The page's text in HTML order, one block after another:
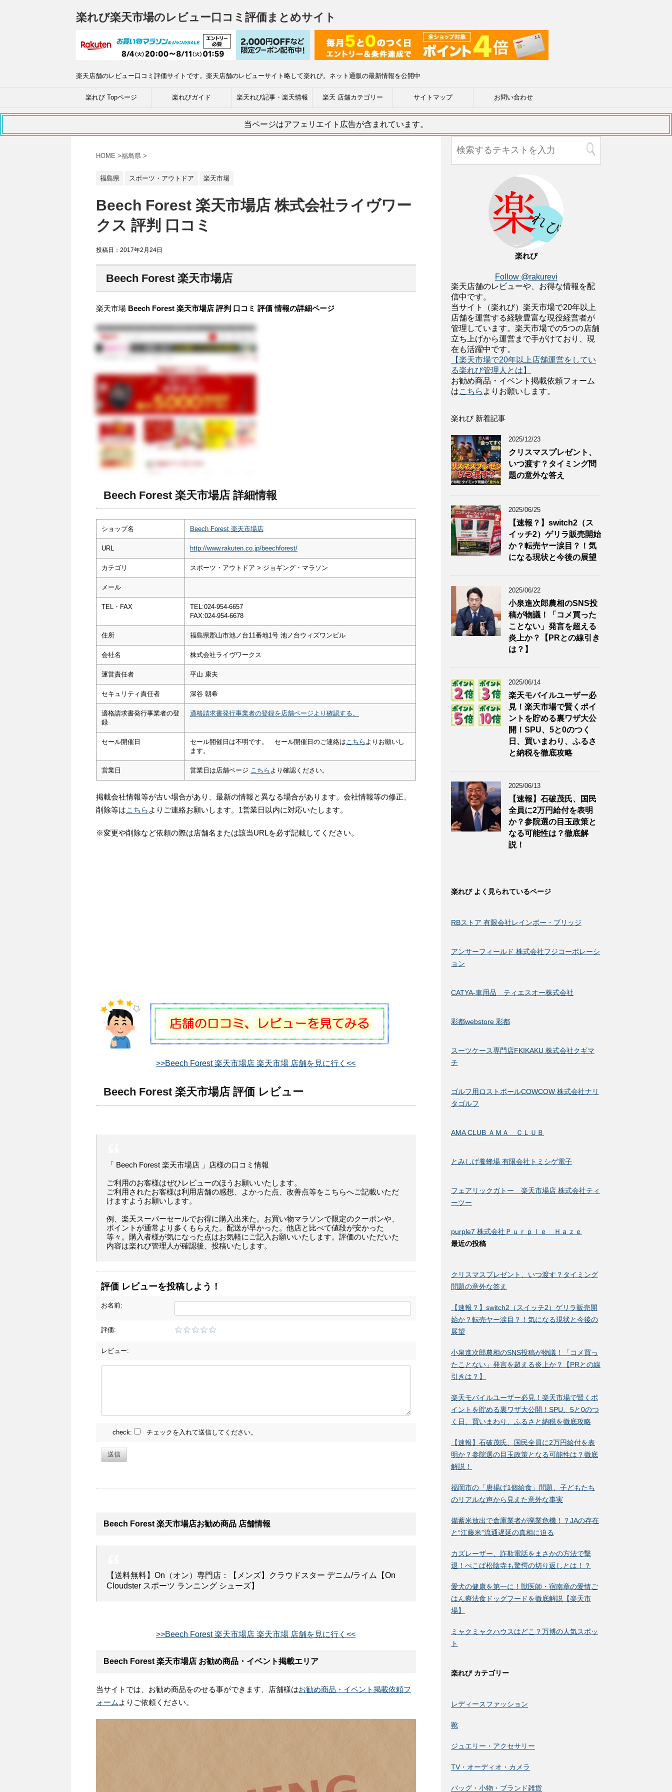
楽れび楽天市場のレビュー口コミ評価まとめサイト
楽天店舗のレビュー口コミ評価サイトです。楽天店舗のレビューサイト略して楽れび。ネット通販の最新情報を公開中
楽れび Topページ 楽れびガイド 楽天れび記事・楽天情報 楽天 店舗カテゴリー サイトマップ お問い合わせ
当ページはアフェリエイト広告が含まれています。
HOME >福島県 >
福島県 スポーツ・アウトドア 楽天市場
Beech Forest 楽天市場店 株式会社ライヴワー
クス 評判 口コミ
投稿日： 2017年2月24日
Beech Forest 楽天市場店
楽天市場 Beech Forest 楽天市場店 評判 口コミ 評価 情報の詳細ページ
Beech Forest 楽天市場店 詳細情報
ショップ名 Beech Forest 楽天市場店
URL http://www.rakuten.co.jp/beechforest/
カテゴリ スポーツ・アウトドア > ジョギング・マラソン
メール
TEL・FAX
TEL:024-954-6657
FAX:024-954-6678
住所 福島県郡山市池ノ台11番地1号 池ノ台ウィズワンビル
会社名 株式会社ライヴワークス
運営責任者 平山 康夫
セキュリティ責任者 深谷 朝希
適格請求書発行事業者の登
録
適格請求書発行事業者の登録を店舗ページより確認する。
セール開催日 セール開催日は不明です。 セール開催日のご連絡は こちら よりお願いし
ます。
営業日 営業日は店舗ページ こちら より確認ください。
掲載会社情報等が古い場合があり、最新の情報と異なる場合があります。会社情報等の修正、
削除等はこちら よりご連絡お願いします。1営業日以内に対応いたします。
※変更や削除など依頼の際は店舗名または該当URLを必ず記載してください。
>>Beech Forest 楽天市場店 楽天市場 店舗を見に行く<<
Beech Forest 楽天市場店 評価 レビュー
「 Beech Forest 楽天市場店 」店様の口コミ情報
ご利用のお客様はぜひレビューのほうお願いいたします。
ご利用されたお客様は利用店舗の感想、よかった点、改善点等をこちらへご記載いただ
けますようお願いします。
例、楽天スーパーセールでお得に購入出来た。お買い物マラソンで限定のクーポンや、
ポイントが通常より多くもらえた。配送が早かった。他店と比べて値段が安かった
等々。購入者様が気になった点はお気軽にご記入お願いいたします。評価のいただいた
内容は楽れび管理人が確認後、投稿いたします。
評価 レビューを投稿しよう！
お名前:
評価:
レビュー:
check: チェックを入れて送信してください。
送信
Beech Forest 楽天市場店お勧め商品 店舗情報
【送料無料】On（オン）専門店：【メンズ】クラウドスター デニム/ライム【On
Cloudster スポーツ ランニング シューズ】
>>Beech Forest 楽天市場店 楽天市場 店舗を見に行く<<
Beech Forest 楽天市場店 お勧め商品・イベント掲載エリア
当サイトでは、お勧め商品をのせる事ができます、店舗様はお勧め商品・イベント掲載依頼フ
ォーム よりご依頼ください。
楽れび
Follow @rakurevi
楽天店舗のレビューや、お得な情報を配
信中です。
当サイト（楽れび）楽天市場で20年以上
店舗を運営する経験豊富な現役経営者が
管理しています。楽天市場での5つの店舗
立ち上げから運営まで手がけており、現
在も活躍中です。
【楽天市場で20年以上店舗運営をしてい
る楽れび管理人とは】
お勧め商品・イベント掲載依頼フォーム
はこちら よりお願いします。
楽れび 新着記事
2025/12/23
クリスマスプレゼント、
いつ渡す？タイミング問
題の意外な答え
2025/06/25
【速報？】switch2（ス
イッチ2）ゲリラ販売開始
か？転売ヤー涙目？！気
になる現状と今後の展望
2025/06/22
小泉進次郎農相のSNS投
稿が物議！「コメ買った
ことない」発言を超える
炎上か？【PRとの線引き
は？】
2025/06/14
楽天モバイルユーザー必
見！楽天市場で賢くポイ
ントを貯める裏ワザ大公
開！SPU、5と0のつく
日、買いまわり、ふるさ
と納税を徹底攻略
2025/06/13
【速報】石破茂氏、国民
全員に2万円給付を表明
か？参院選の目玉政策と
なる可能性は？徹底解
説！
楽れび よく見られているページ
RBストア 有限会社レインボー・ブリッジ
アンサーフィールド 株式会社フジコーポレーシ
ョン
CATYA-車用品 ティエスオー株式会社
彩都webstore 彩都
スーツケース専門店FKIKAKU 株式会社クギマ
チ
ゴルフ用ロストボールCOWCOW 株式会社ナリ
タゴルフ
AMA CLUB ＡＭＡ ＣＬＵＢ
とみしげ養蜂場 有限会社トミシゲ電子
フェアリックガトー 楽天市場店 株式会社ティ
ーツー
purple7 株式会社Ｐｕｒｐｌｅ Ｈａｚｅ
最近の投稿
クリスマスプレゼント、いつ渡す？タイミング
問題の意外な答え
【速報？】switch2（スイッチ2）ゲリラ販売開
始か？転売ヤー涙目？！気になる現状と今後の
展望
小泉進次郎農相のSNS投稿が物議！「コメ買っ
たことない」発言を超える炎上か？【PRとの線
引きは？】
楽天モバイルユーザー必見！楽天市場で賢くポ
イントを貯める裏ワザ大公開！SPU、5と0のつ
く日、買いまわり、ふるさと納税を徹底攻略
【速報】石破茂氏、国民全員に2万円給付を表
明か？参院選の目玉政策となる可能性は？徹底
解説！
福岡市の「唐揚げ1個給食」問題、子どもたち
のリアルな声から見えた意外な事実
備蓄米放出で倉庫業者が廃業危機！？JAの存在
と“江藤米”流通遅延の真相に迫る
カズレーザー、詐欺電話をまさかの方法で撃
退！ぺこぱ松陰寺も驚愕の切り返しとは！？
愛犬の健康を第一に！獣医師・宿南章の愛情ご
はん療法食ドッグフードを徹底解説【楽天市
場】
ミャクミャクハウスはどこ？万博の人気スポッ
ト
楽れび カテゴリー
レディースファッション
靴
ジュエリー・アクセサリー
TV・オーディオ・カメラ
バッグ・小物・ブランド雑貨